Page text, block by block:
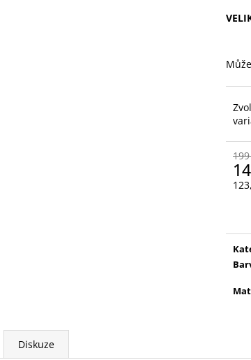
Diskuze